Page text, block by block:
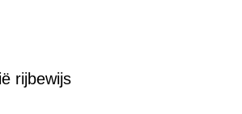
rijbewijs